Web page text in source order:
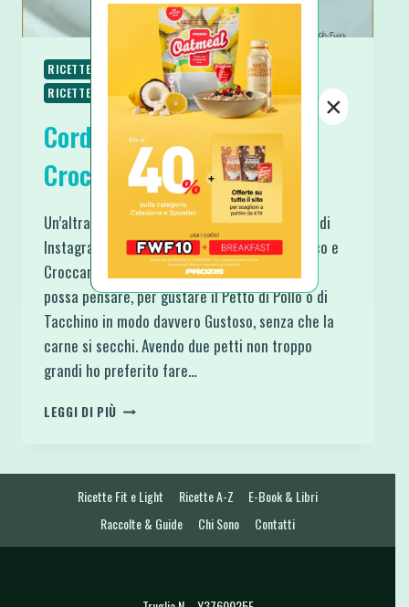
RICETTE LOW CARB
RICETTE PROTEICHE
RICETTE SALATE
SECONDI
Cordon Bleu XL Proteico e
Croccante
Un’altra vecchia ricetta recuperata dal baule di
Instagram, ecco a te il Cordon Bleu XL Proteico e
Croccante. Un’idea più veloce di quello che si
possa pensare, per gustare il Petto di Pollo o di
Tacchino in modo davvero Gustoso, senza che la
carne si secchi. Avendo due petti non troppo
grandi ho preferito fare…
LEGGI DI PIÙ CORDON
CROCCANTE
Ricette Fit e Light Ricette A-Z
E-Book & Libri
Raccolte & Guide
Chi Sono Contatti
×